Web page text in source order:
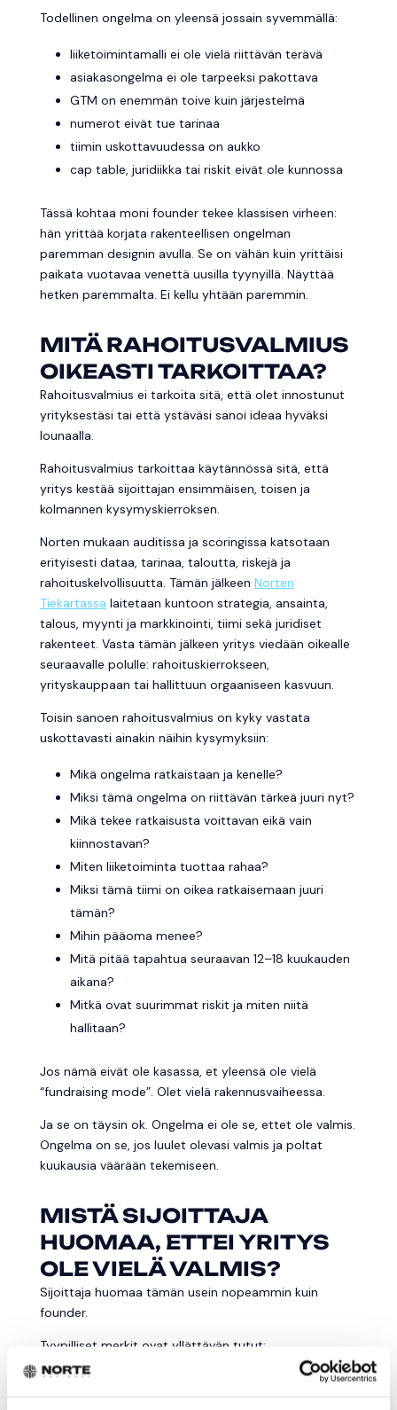
Todellinen ongelma on yleensä jossain syvemmällä:
liiketoimintamalli ei ole vielä riittävän terävä
asiakasongelma ei ole tarpeeksi pakottava
GTM on enemmän toive kuin järjestelmä
numerot eivät tue tarinaa
tiimin uskottavuudessa on aukko
cap table, juridiikka tai riskit eivät ole kunnossa
Tässä kohtaa moni founder tekee klassisen virheen:
hän yrittää korjata rakenteellisen ongelman
paremman designin avulla. Se on vähän kuin yrittäisi
paikata vuotavaa venettä uusilla tyynyillä. Näyttää
hetken paremmalta. Ei kellu yhtään paremmin.
MITÄ RAHOITUSVALMIUS
OIKEASTI TARKOITTAA?
Rahoitusvalmius ei tarkoita sitä, että olet innostunut
yrityksestäsi tai että ystäväsi sanoi ideaa hyväksi
lounaalla.
Rahoitusvalmius tarkoittaa käytännössä sitä, että
yritys kestää sijoittajan ensimmäisen, toisen ja
kolmannen kysymyskierroksen.
Norten mukaan auditissa ja scoringissa katsotaan
erityisesti dataa, tarinaa, taloutta, riskejä ja
rahoituskelvollisuutta. Tämän jälkeen Norten
Tiekartassa laitetaan kuntoon strategia, ansainta,
talous, myynti ja markkinointi, tiimi sekä juridiset
rakenteet. Vasta tämän jälkeen yritys viedään oikealle
seuraavalle polulle: rahoituskierrokseen,
yrityskauppaan tai hallittuun orgaaniseen kasvuun.
Toisin sanoen rahoitusvalmius on kyky vastata
uskottavasti ainakin näihin kysymyksiin:
Mikä ongelma ratkaistaan ja kenelle?
Miksi tämä ongelma on riittävän tärkeä juuri nyt?
Mikä tekee ratkaisusta voittavan eikä vain
kiinnostavan?
Miten liiketoiminta tuottaa rahaa?
Miksi tämä tiimi on oikea ratkaisemaan juuri
tämän?
Mihin pääoma menee?
Mitä pitää tapahtua seuraavan 12–18 kuukauden
aikana?
Mitkä ovat suurimmat riskit ja miten niitä
hallitaan?
Jos nämä eivät ole kasassa, et yleensä ole vielä
“fundraising mode”. Olet vielä rakennusvaiheessa.
Ja se on täysin ok. Ongelma ei ole se, ettet ole valmis.
Ongelma on se, jos luulet olevasi valmis ja poltat
kuukausia väärään tekemiseen.
MISTÄ SIJOITTAJA
HUOMAA, ETTEI YRITYS
OLE VIELÄ VALMIS?
Sijoittaja huomaa tämän usein nopeammin kuin
founder.
Tyypilliset merkit ovat yllättävän tutut: